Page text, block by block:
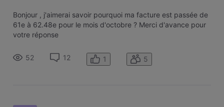
Bonjour , j'aimerai savoir pourquoi ma facture est passée de
61e à 62.48e pour le mois d'octobre ? Merci d'avance pour
votre réponse
52 12 1 5